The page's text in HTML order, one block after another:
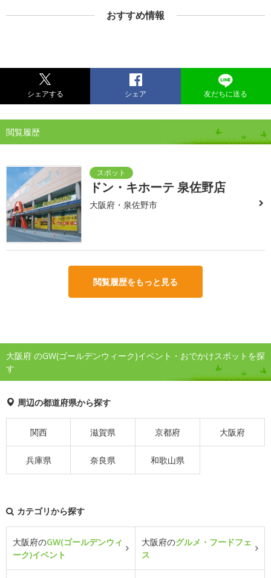
おすすめ情報
シェアする シェア 友だちに送る
閲覧履歴
ドン・キホーテ 泉佐野店
大阪府・泉佐野市
閲覧履歴をもっと見る
大阪府 のGW(ゴールデンウィーク)イベント・おでかけスポットを探
す
周辺の都道府県から探す
関西 滋賀県 京都府 大阪府
兵庫県 奈良県 和歌山県
カテゴリから探す
大阪府のGW(ゴールデンウィ
ーク)イベント
大阪府のグルメ・フードフェ
ス